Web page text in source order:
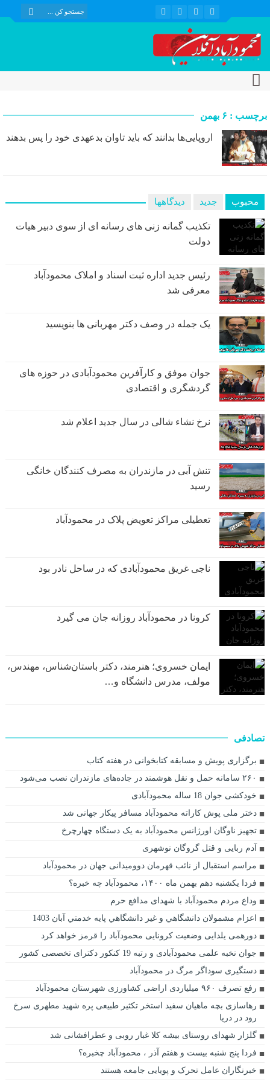
برچسب : ۶ بهمن
اروپایی‌ها بدانند که باید تاوان بدعهدی خود را پس بدهند
محبوب جدید دیدگاهها
تکذیب گمانه زنی های رسانه ای از سوی دبیر هیات
دولت
رئیس جدید اداره ثبت اسناد و املاک محمودآباد
معرفی شد
یک جمله در وصف دکتر مهربانی ها بنویسید
جوان موفق و کارآفرین محمودآبادی در حوزه های
گردشگری و اقتصادی
نرخ نشاء شالی در سال جدید اعلام شد
تنش آبی در مازندران به مصرف كنندگان خانگی
رسيد
تعطیلی مراکز تعویض پلاک در محمودآباد
ناجی غریق محمودآبادی که در ساحل نادر بود
کرونا در محمودآباد روزانه جان می گیرد
ایمان خسروی؛ هنرمند، دکتر باستان‌شناس، مهندس،
مولف، مدرس دانشگاه و…
تصادفی
برگزاری پویش و مسابقه کتابخوانی در هفته کتاب
۲۶۰ سامانه حمل و نقل هوشمند در جاده‌های مازندران نصب می‌شود
خودکشی جوان 18 ساله محمودآبادی
دختر ملی پوش کاراته محمودآباد مسافر پیکار جهانی شد
تجهیز ناوگان اورژانس محمودآباد به یک دستگاه چهارچرخ
آدم ربایی و قتل گروگان نوشهری
مراسم استقبال از نائب قهرمان دوومیدانی جهان در محمودآباد
فردا یکشنبه دهم بهمن ماه ۱۴۰۰، محمودآباد چه خبره؟
وداع مردم محمودآباد با شهدای مدافع حرم
اعزام مشمولان دانشگاهي و غير دانشگاهي پايه خدمتي آبان 1403
دورهمی يلدايی وضعيت كرونايی محمودآباد را قرمز خواهد كرد
جوان نخبه علمی محمودآبادی و رتبه 19 کنکور دکترای تخصصی کشور
دستگیری سوداگر مرگ در محمودآباد
رفع تصرف ۹۶۰ میلیاردی اراضی کشاورزی شهرستان محمودآباد
رهاسازی بچه ماهیان سفید استخر تکثیر طبیعی پره شهید مطهری سرخ
رود در دریا
گلزار شهدای روستای بیشه کلا غبار روبی و عطرافشانی شد
فردا پنج شنبه بیست و هفتم آذر ، محمودآباد چخبره؟
خبرنگاران عامل تحرک و پویایی جامعه هستند